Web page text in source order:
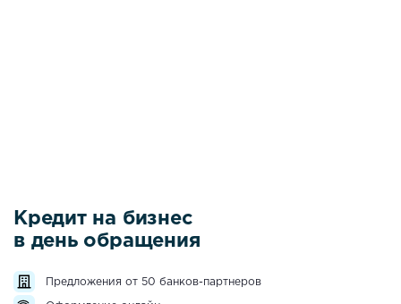
Кредит на бизнес
в день обращения
Предложения от 50 банков-партнеров